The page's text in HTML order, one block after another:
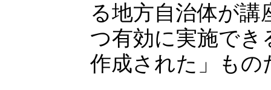
る地方自治体が
つ有効に実施で
作成された」もの